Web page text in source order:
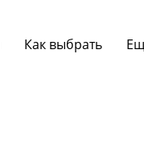
Как выбрать